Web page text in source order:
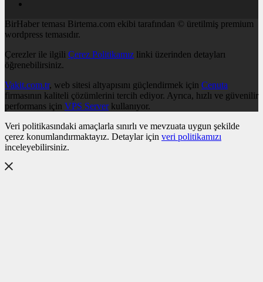
BirHaber teması Birtema.com ekibi tarafından © üretilmiş premium
wordpress temasıdır.
Çerezler ile ilgili Çerez Politikamız linki üzerinden detayları
öğrenebilirsiniz.
Vakit.com.tr, web sitesi altyapısını güçlendirmek için Cenuta
firmasının kaliteli çözümlerini tercih ediyor. Ayrıca, hızlı ve güvenilir
performans için VPS Serverkullanıyor.
Veri politikasındaki amaçlarla sınırlı ve mevzuata uygun şekilde
çerez konumlandırmaktayız. Detaylar için veri politikamızı
inceleyebilirsiniz.